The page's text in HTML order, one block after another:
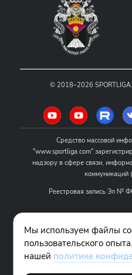
© 2018–2026
Средство массовой
"www.sportliga.com"
надзору в сфере связи,
коммуникаций
Реестровая запись Эл №
Название -
Учредитель СМИ сетевого
Главный редактор СМИ
Мы используем файлы
пользовательского
нашей политике